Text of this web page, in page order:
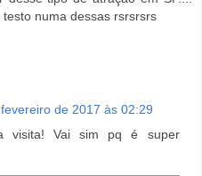
numa dessas rsrsrsrs
de 2017 às 02:29
visita! Vai sim pq é super